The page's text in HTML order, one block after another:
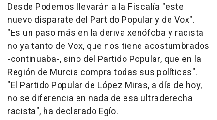
Desde Podemos llevarán a la Fiscalía "este
nuevo disparate del Partido Popular y de Vox".
"Es un paso más en la deriva xenófoba y racista
no ya tanto de Vox, que nos tiene acostumbrados
-continuaba-, sino del Partido Popular, que en la
Región de Murcia compra todas sus políticas".
"El Partido Popular de López Miras, a día de hoy,
no se diferencia en nada de esa ultraderecha
racista", ha declarado Egío.